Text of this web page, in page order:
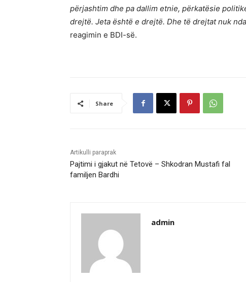
përjashtim dhe pa dallim etnie, përkatësie
drejtë. Jeta është e drejtë. Dhe të drejtat nuk
reagimin e BDI-së.
Share
Artikulli paraprak
Pajtimi i gjakut në Tetovë – Shkodran Mustafi fal
familjen Bardhi
admin